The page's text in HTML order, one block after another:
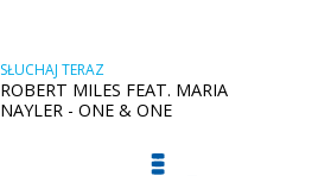
SŁUCHAJ TERAZ
ROBERT MILES FEAT. MARIA
NAYLER - ONE & ONE